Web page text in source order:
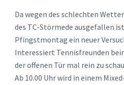
Da wegen des schlechten
des TC-Störmede ausgefallen
Pfingstmontag ein neuer
Interessiert Tennisfreunden
der offenen Tür mal rein zu
Ab 10.00 Uhr wird in einem